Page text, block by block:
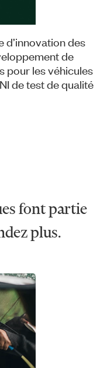
d’innovation des
de
pour les véhicules
de test de qualité
font partie
plus.